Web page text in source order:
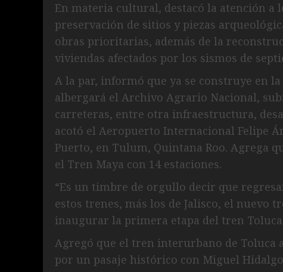
En materia cultural, destacó la atención a
preservación de sitios y piezas
obras prioritarias, además de la
viviendas afectados por los sismos de
A la par, informó que ya se construye en
albergará el Archivo Agrario Nacional,
carreteras, entre otra infraestructura,
acotó el Aeropuerto Internacional Felipe
Puerto, en Tulum, Quintana Roo. Agrega
el Tren Maya con 14 estaciones.
“Es un timbre de orgullo decir que
estos trenes, más los de Jalisco, el nuevo
inaugurar la primera etapa del tren
Agregó que el tren interurbano de Toluca
por un pasaje histórico con Miguel